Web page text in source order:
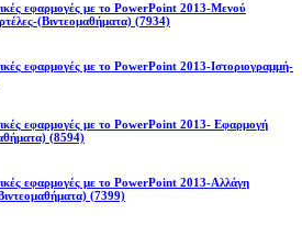
εφαρμογές με το PowerPoint 2013-Μενού
(Βιντεομαθήματα) (7934)
εφαρμογές με το PowerPoint 2013-Ιστοριογραμμή-
εφαρμογές με το PowerPoint 2013- Εφαρμογή
(8594)
εφαρμογές με το PowerPoint 2013-Αλλάγη
(7399)